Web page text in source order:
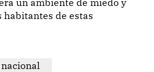
de estas
nacional